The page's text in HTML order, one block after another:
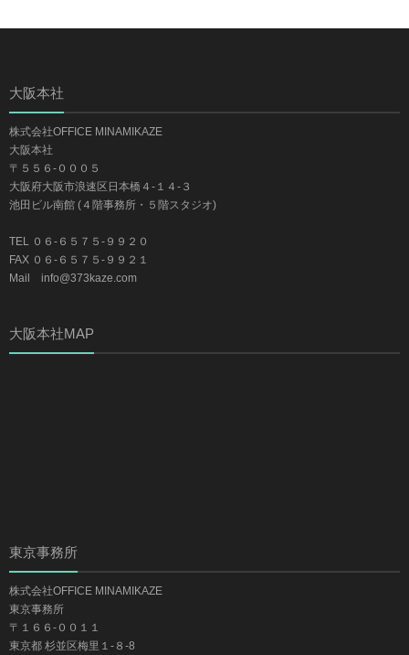
大阪本社
株式会社OFFICE MINAMIKAZE
大阪本社
〒５５６-０００５
大阪府大阪市浪速区日本橋４-１４-３
池田ビル南館 (４階事務所・５階スタジオ)
TEL ０６-６５７５-９９２０
FAX ０６-６５７５-９９２１
Mail info@373kaze.com
大阪本社MAP
東京事務所
株式会社OFFICE MINAMIKAZE
東京事務所
〒１６６-００１１
東京都 杉並区梅里１-８-8